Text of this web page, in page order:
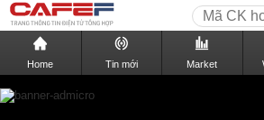
Home Tin mới Market